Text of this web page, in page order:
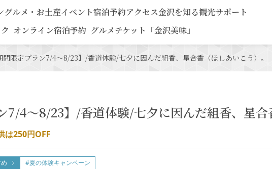
グルメ・お土産イベント宿泊予約アクセス金沢を知る観光サポート
オンライン宿泊予約 グルメチケット「金沢美味」
間限定プラン7/4～8/23】/香道体験/七夕に因んだ組香、星合香（ほしあいこう）。
7/4～8/23】/香道体験/七夕に因んだ組香、星合
は250円OFF
#夏の体験キャンペーン